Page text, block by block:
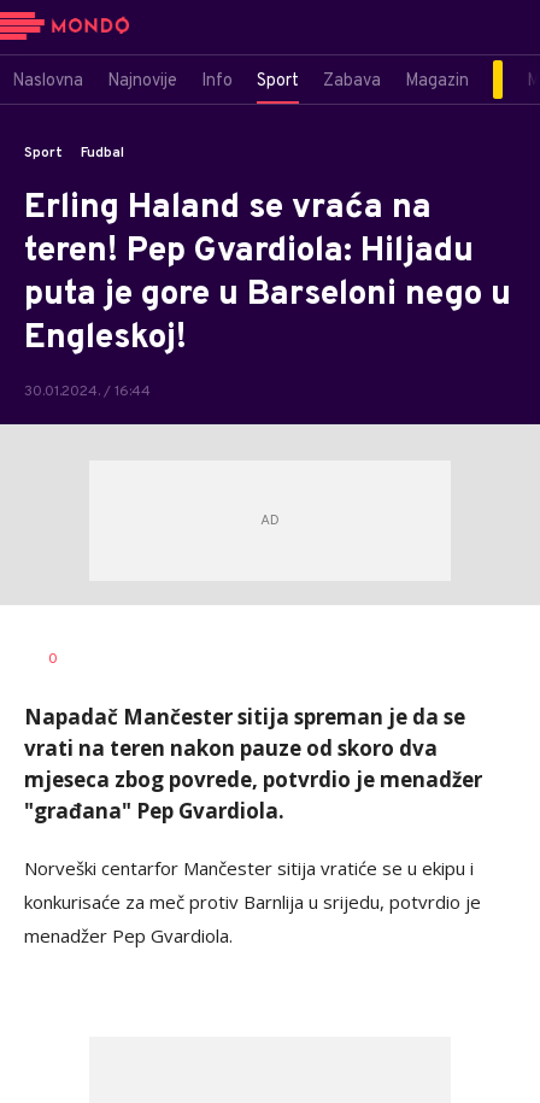
Naslovna Najnovije Info Sport Zabava Magazin
Sport Fudbal
Erling Haland se vraća na
teren! Pep Gvardiola: Hiljadu
puta je gore u Barseloni nego u
Engleskoj!
30.01.2024. / 16:44
AUTOR
0
Napadač Mančester sitija spreman je da se
vrati na teren nakon pauze od skoro dva
mjeseca zbog povrede, potvrdio je menadžer
"građana" Pep Gvardiola.
Norveški centarfor Mančester sitija vratiće se u ekipu i
konkurisaće za meč protiv Barnlija u srijedu, potvrdio je
menadžer Pep Gvardiola.